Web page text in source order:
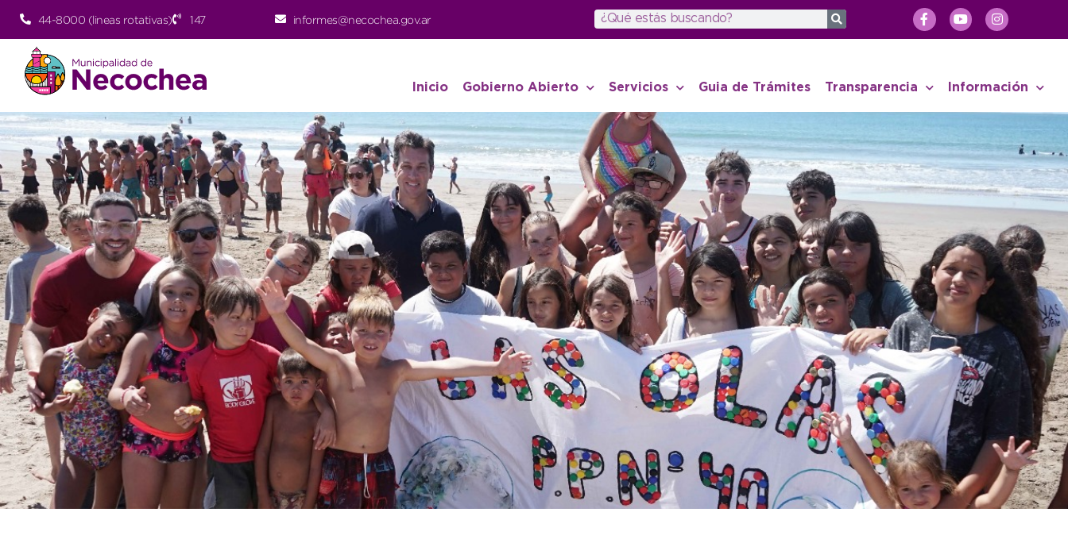
44-8000 (lineas rotativas) 147 informes@necochea.gov.ar
Inicio Gobierno Abierto Servicios Guia de Trámites Transparencia Información